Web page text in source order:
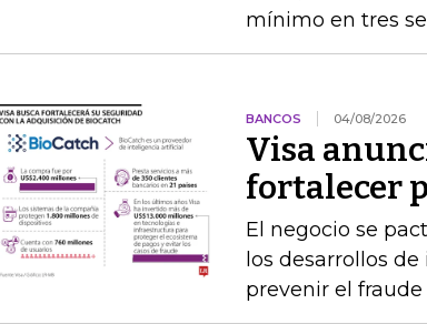
mínimo en tres
BANCOS 04/08/2026
Visa
fortalecer
El negocio se
los desarrollos
prevenir el fraude